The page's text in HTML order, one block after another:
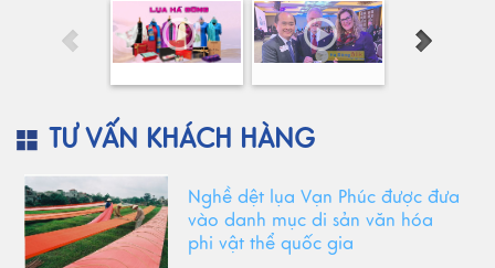
TƯ VẤN KHÁCH HÀNG
Nghề dệt lụa Vạn Phúc được đưa
vào danh mục di sản văn hóa
phi vật thể quốc gia